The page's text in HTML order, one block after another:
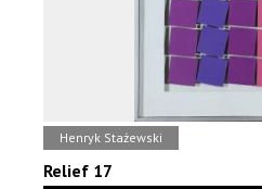
Henryk Stażewski
Relief 17